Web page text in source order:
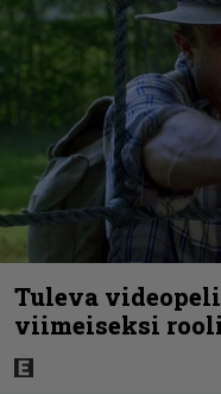
Tuleva
viimeiseksi